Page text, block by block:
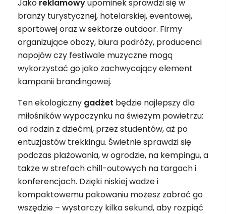
Jako reklamowyupominek sprawdzi się w
branży turystycznej, hotelarskiej, eventowej,
sportowej oraz w sektorze outdoor. Firmy
organizujące obozy, biura podróży, producenci
napojów czy festiwale muzyczne mogą
wykorzystać go jako zachwycający element
kampanii brandingowej.
Ten ekologiczny gadżet będzie najlepszy dla
miłośników wypoczynku na świeżym powietrzu:
od rodzin z dziećmi, przez studentów, aż po
entuzjastów trekkingu. Świetnie sprawdzi się
podczas plażowania, w ogrodzie, na kempingu, a
także w strefach chill-outowych na targach i
konferencjach. Dzięki niskiej wadze i
kompaktowemu pakowaniu możesz zabrać go
wszędzie – wystarczy kilka sekund, aby rozpiąć